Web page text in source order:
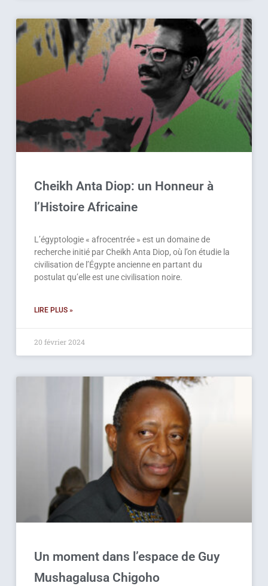
Cheikh Anta Diop: un Honneur à
l’Histoire Africaine
L’égyptologie « afrocentrée » est un domaine de
recherche initié par Cheikh Anta Diop, où l’on étudie la
civilisation de l’Égypte ancienne en partant du
postulat qu’elle est une civilisation noire.
LIRE PLUS »
20 février 2024
Un moment dans l’espace de Guy
Mushagalusa Chigoho